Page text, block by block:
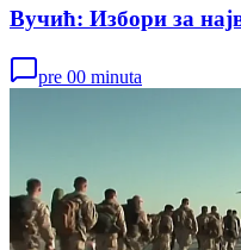
Вучић: Избори за
pre 00 minuta